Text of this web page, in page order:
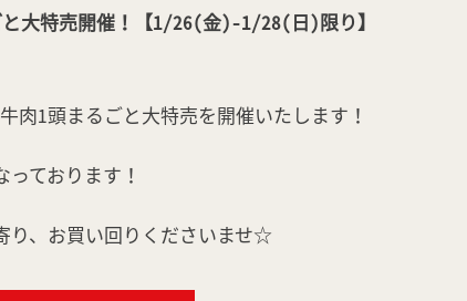
大特売開催！【1/26(金)-1/28(日)限り】
1頭まるごと大特売を開催いたします！
ております！
り、お買い回りくださいませ☆